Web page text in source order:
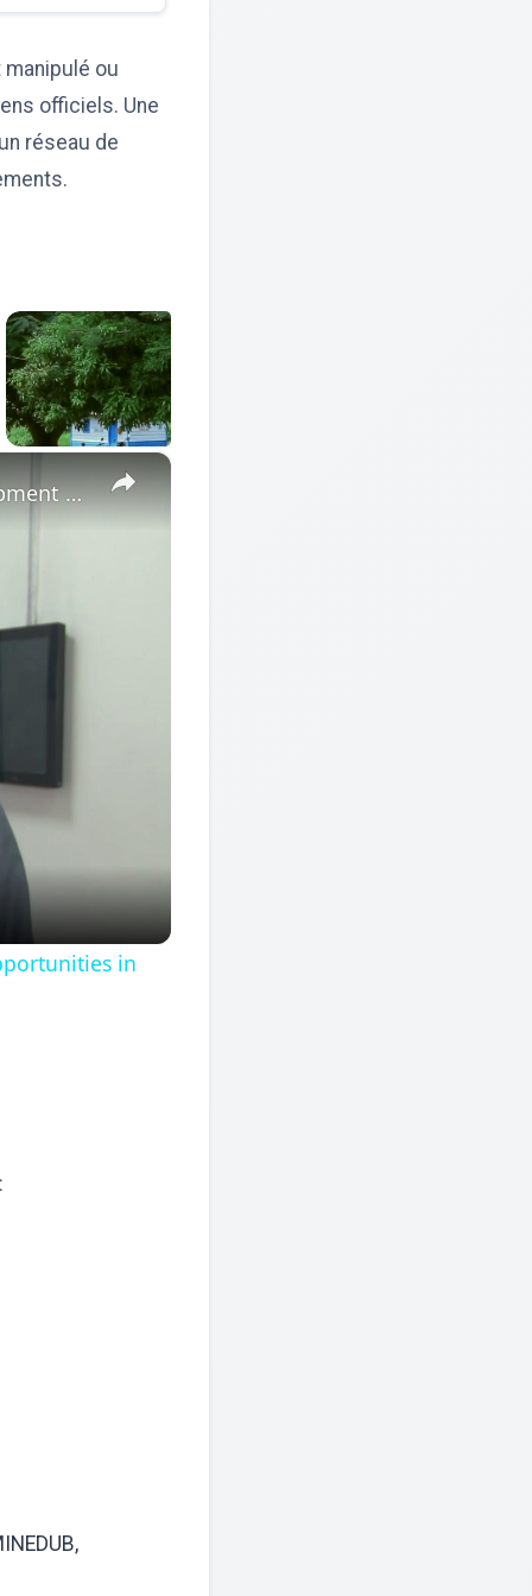
ou
officiels. Une
réseau de
×
Cote d'Ivoire: African Economic Conference focuses on development opportunities in multipolar world.
in